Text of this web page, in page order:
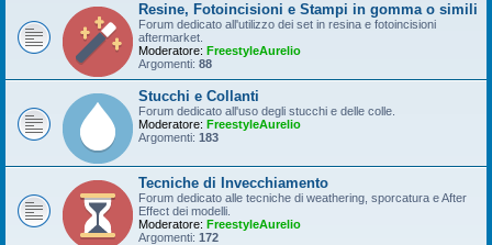
Resine, Fotoincisioni e Stampi in gomma o simili
Forum dedicato all'utilizzo dei set in resina e fotoincisioni
aftermarket.
Moderatore: FreestyleAurelio
Argomenti: 88
Stucchi e Collanti
Forum dedicato all'uso degli stucchi e delle colle.
Moderatore: FreestyleAurelio
Argomenti: 183
Tecniche di Invecchiamento
Forum dedicato alle tecniche di weathering, sporcatura e After
Effect dei modelli.
Moderatore: FreestyleAurelio
Argomenti: 172